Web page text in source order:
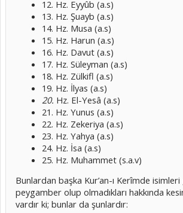
12. Hz. Eyyûb (a.s)
13. Hz. Şuayb (a.s)
14. Hz. Musa (a.s)
15. Hz. Harun (a.s)
16. Hz. Davut (a.s)
17. Hz. Süleyman (a.s)
18. Hz. Zülkifl (a.s)
19. Hz. İlyas (a.s)
20. Hz. El-Yesâ (a.s)
21. Hz. Yunus (a.s)
22. Hz. Zekeriya (a.s)
23. Hz. Yahya (a.s)
24. Hz. İsa (a.s)
25. Hz. Muhammet (s.a.v)
Bunlardan başka Kur’an-ı Kerîmde
peygamber olup olmadıkları hakkında
vardır ki; bunlar da şunlardır: